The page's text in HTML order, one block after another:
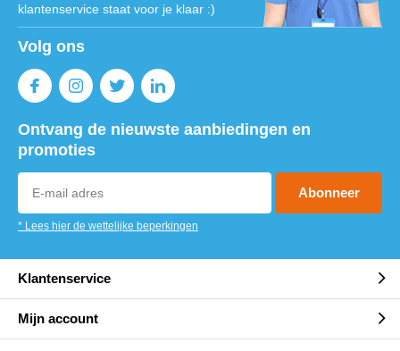
klantenservice staat voor je klaar :)
Volg ons
Ontvang de nieuwste aanbiedingen en
promoties
Abonneer
* Lees hier de wettelijke beperkingen
Klantenservice
Mijn account